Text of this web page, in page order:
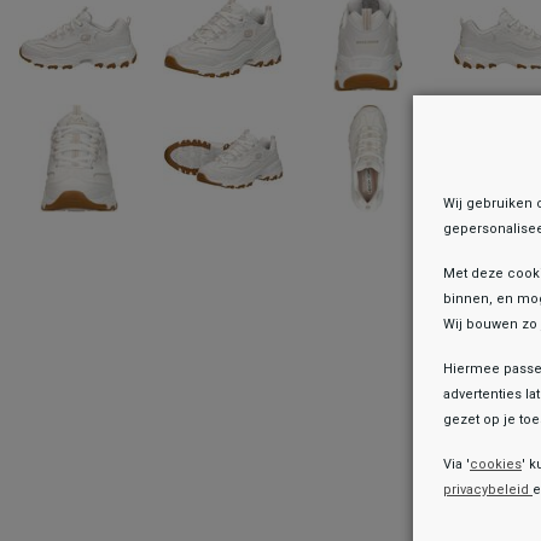
Wij gebruiken
Met deze
binnen, en
Wij bouwen
Hiermee
advertenties
gezet op je
Via 'cookies'
privacybeleid